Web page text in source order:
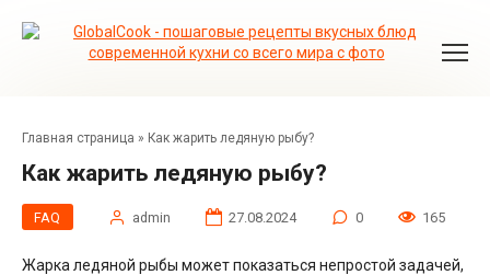
Главная страница » Как жарить ледяную рыбу?
Как жарить ледяную рыбу?
FAQ admin 27.08.2024 0 165
Жарка ледяной рыбы может показаться непростой задачей,